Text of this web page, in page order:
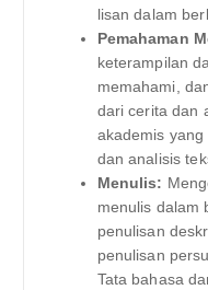
lisan dalam
Pemahaman
keterampilan
memahami,
dari cerita dan
akademis
dan analisis
Menulis:
menulis dalam
penulisan
penulisan
Tata bahasa